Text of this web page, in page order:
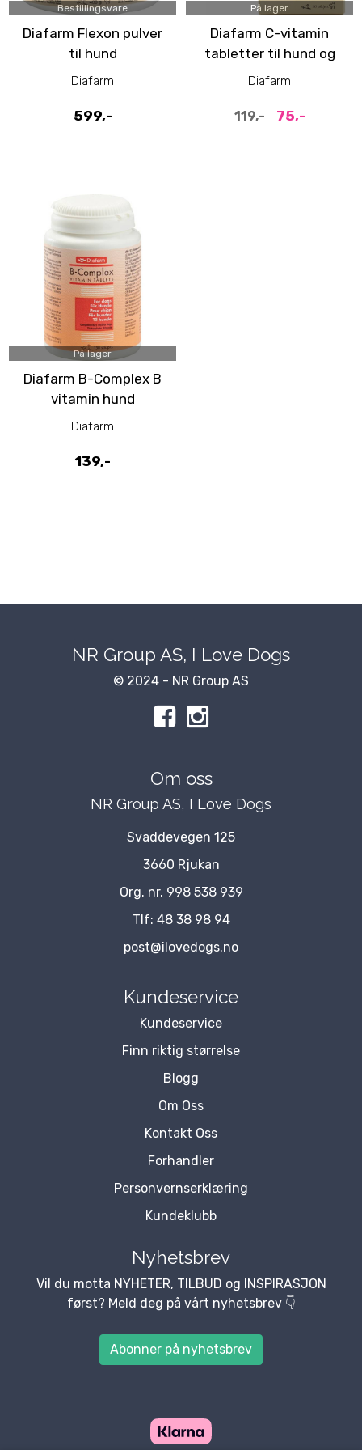
Bestillingsvare
Diafarm Flexon pulver
til hund
Diafarm
599,-
På lager
Diafarm C-vitamin
tabletter til hund og
katt
Diafarm
119,- 75,-
På lager
Diafarm B-Complex B
vitamin hund
Diafarm
139,-
NR Group AS, I Love Dogs
© 2024 - NR Group AS
Om oss
NR Group AS, I Love Dogs
Svaddevegen 125
3660 Rjukan
Org. nr. 998 538 939
Tlf: 48 38 98 94
post@ilovedogs.no
Kundeservice
Kundeservice
Finn riktig størrelse
Blogg
Om Oss
Kontakt Oss
Forhandler
Personvernserklæring
Kundeklubb
Nyhetsbrev
Vil du motta NYHETER, TILBUD og INSPIRASJON
først? Meld deg på vårt nyhetsbrev 👇
Abonner på nyhetsbrev